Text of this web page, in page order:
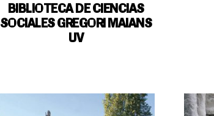
BIBLIOTECA DE CIENCIAS
SOCIALES GREGORI MAIANS
UV